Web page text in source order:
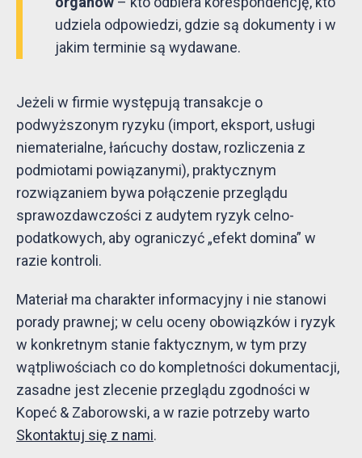
udziela odpowiedzi, gdzie są dokumenty i w
jakim terminie są wydawane.
Jeżeli w firmie występują transakcje o
podwyższonym ryzyku (import, eksport, usługi
niematerialne, łańcuchy dostaw, rozliczenia z
podmiotami powiązanymi), praktycznym
rozwiązaniem bywa połączenie przeglądu
sprawozdawczości z audytem ryzyk celno-
podatkowych, aby ograniczyć „efekt domina” w
razie kontroli.
Materiał ma charakter informacyjny i nie stanowi
porady prawnej; w celu oceny obowiązków i ryzyk
w konkretnym stanie faktycznym, w tym przy
wątpliwościach co do kompletności dokumentacji,
zasadne jest zlecenie przeglądu zgodności w
Kopeć & Zaborowski, a w razie potrzeby warto
Skontaktuj się z nami.